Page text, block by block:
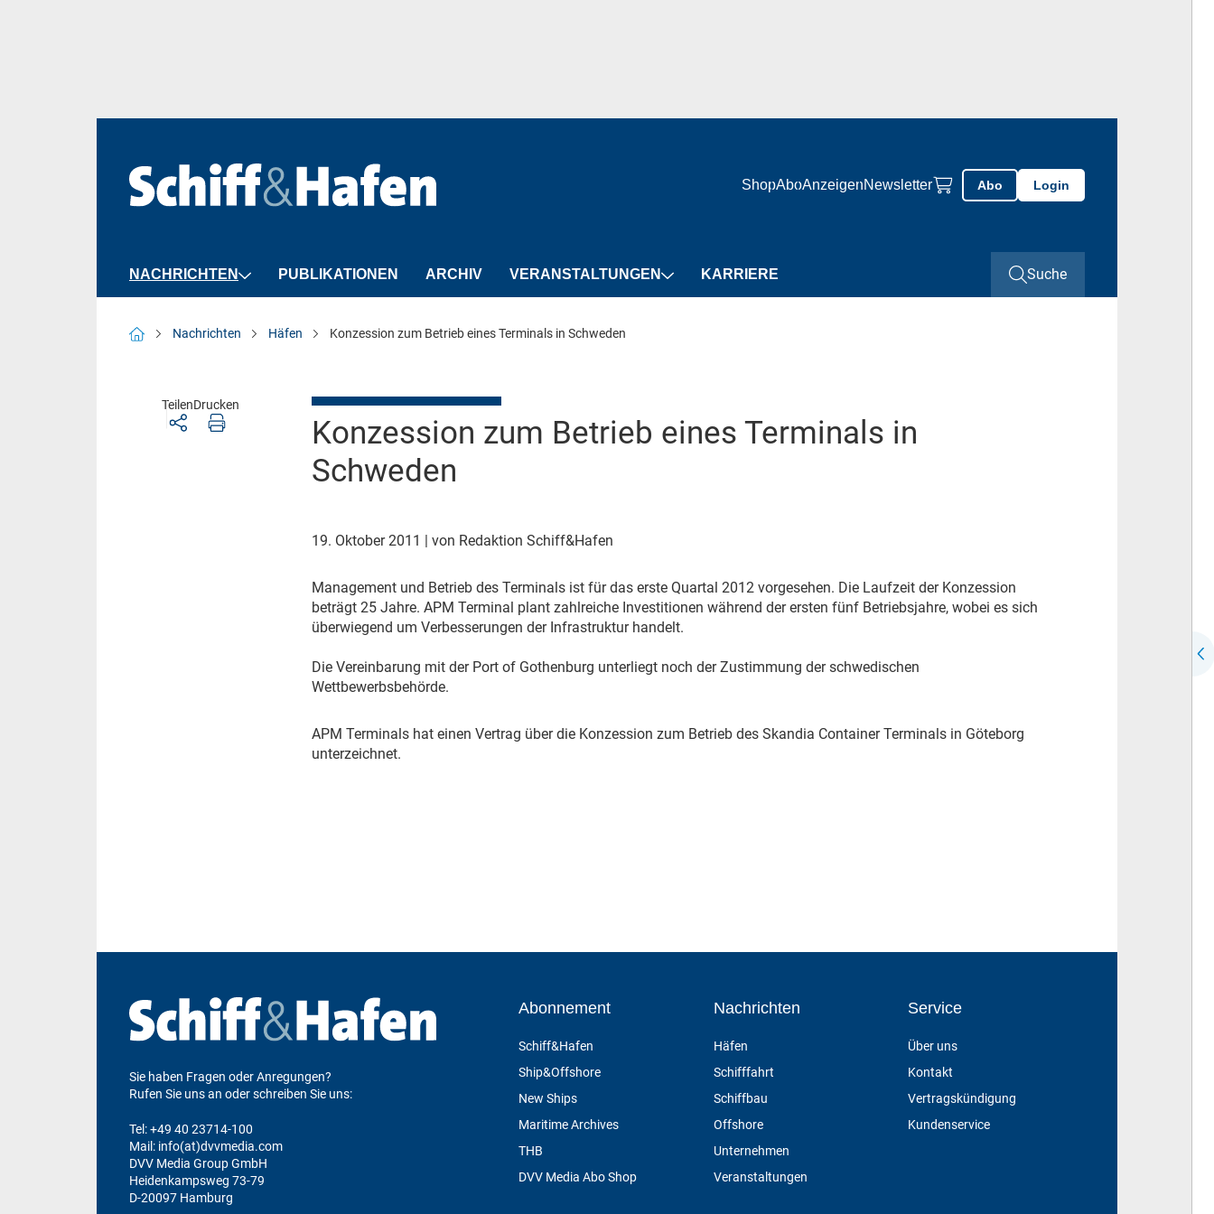
ShopAboAnzeigenNewsletter Abo Login
NACHRICHTEN
Offshore
PUBLIKATIONEN ARCHIV VERANSTALTUNGEN
Veranstaltungen
KARRIERE Suche
Nachrichten Häfen Konzession zum Betrieb eines Terminals in Schweden
Konzession zum Betrieb eines Terminals in
Schweden
19. Oktober 2011 | von Redaktion Schiff&Hafen
Management und Betrieb des Terminals ist für das erste Quartal 2012 vorgesehen. Die Laufzeit der Konzession
beträgt 25 Jahre. APM Terminal plant zahlreiche Investitionen während der ersten fünf Betriebsjahre, wobei es sich
überwiegend um Verbesserungen der Infrastruktur handelt.
Die Vereinbarung mit der Port of Gothenburg unterliegt noch der Zustimmung der schwedischen
Wettbewerbsbehörde.
APM Terminals hat einen Vertrag über die Konzession zum Betrieb des Skandia Container Terminals in Göteborg
unterzeichnet.
TeilenDrucken
Sie haben Fragen oder Anregungen?
Rufen Sie uns an oder schreiben Sie uns:
Tel:+49 40 23714-100
Mail: info(at)dvvmedia.com
DVV Media Group GmbH
Heidenkampsweg 73-79
D-20097 Hamburg
Abonnement
Schiff&Hafen
Ship&Offshore
New Ships
Maritime Archives
THB
DVV Media Abo Shop
Nachrichten
Häfen
Schifffahrt
Schiffbau
Offshore
Unternehmen
Veranstaltungen
Service
Über uns
Kontakt
Vertragskündigung
Kundenservice